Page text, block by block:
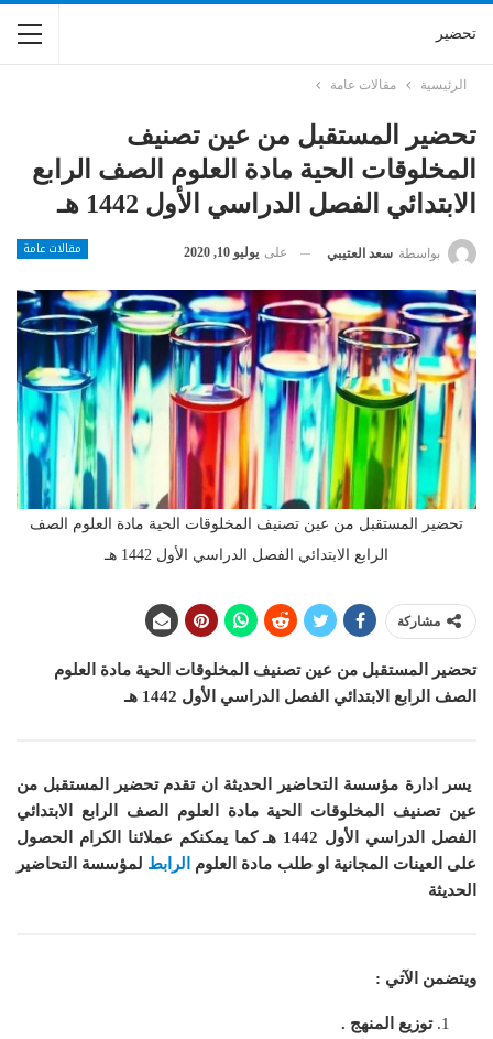
تحضير
الرئيسية مقالات عامة
تحضير المستقبل من عين تصنيف
المخلوقات الحية مادة العلوم الصف الرابع
الابتدائي الفصل الدراسي الأول 1442 هـ
مقالات عامة بواسطة سعد العتيبي على يوليو 10, 2020
تحضير المستقبل من عين تصنيف المخلوقات الحية مادة العلوم الصف
الرابع الابتدائي الفصل الدراسي الأول 1442 هـ
مشاركة
تحضير المستقبل من عين تصنيف المخلوقات الحية مادة العلوم
الصف الرابع الابتدائي الفصل الدراسي الأول 1442 هـ
يسر ادارة مؤسسة التحاضير الحديثة ان تقدم تحضير المستقبل من
عين تصنيف المخلوقات الحية مادة العلوم الصف الرابع الابتدائي
الفصل الدراسي الأول 1442 هـ
كما يمكنكم عملائنا الكرام الحصول
على العينات المجانية او طلب مادة
العلوم الرابط لمؤسسة التحاضير
الحديثة
ويتضمن الآتي :
توزيع المنهج .